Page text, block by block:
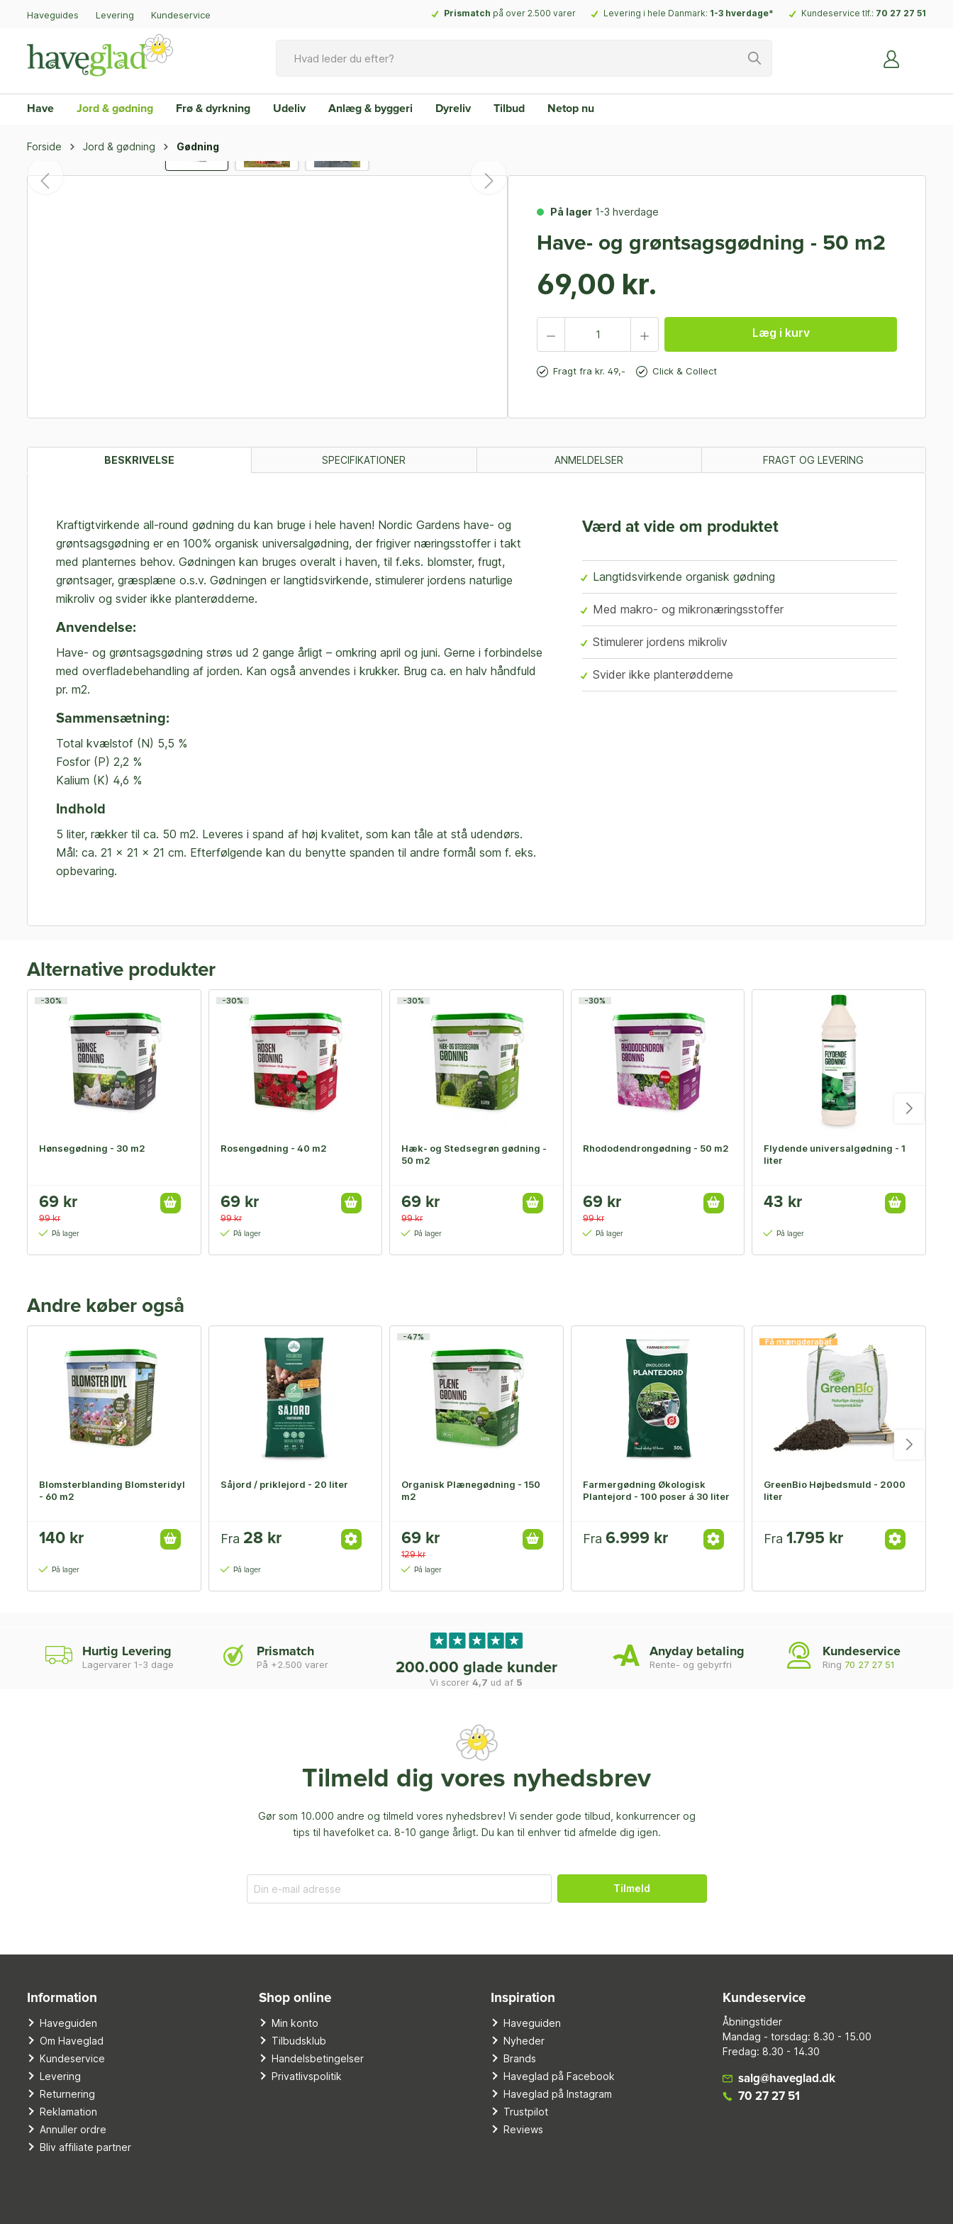
Haveguides Levering Kundeservice Prismatch på over 2.500 varer Levering i hele Danmark: 1-3 hverdage* Kundeservice tlf.: 70 27 27 51
Have Jord & gødning Frø & dyrkning Udeliv Anlæg & byggeri Dyreliv Tilbud Netop nu
Forside Jord & gødning Gødning
På lager 1-3 hverdage
Have- og grøntsagsgødning - 50 m2
69,00 kr.
Læg i kurv
Fragt fra kr. 49,- Click & Collect
BESKRIVELSE SPECIFIKATIONER ANMELDELSER FRAGT OG LEVERING
Kraftigtvirkende all-round gødning du kan bruge i hele haven! Nordic Gardens have- og
grøntsagsgødning er en 100% organisk universalgødning, der frigiver næringsstoffer i takt
med planternes behov. Gødningen kan bruges overalt i haven, til f.eks. blomster, frugt,
grøntsager, græsplæne o.s.v. Gødningen er langtidsvirkende, stimulerer jordens naturlige
mikroliv og svider ikke planterødderne.
Anvendelse:
Have- og grøntsagsgødning strøs ud 2 gange årligt – omkring april og juni. Gerne i forbindelse
med overfladebehandling af jorden. Kan også anvendes i krukker. Brug ca. en halv håndfuld
pr. m2.
Sammensætning:
Total kvælstof (N) 5,5 %
Fosfor (P) 2,2 %
Kalium (K) 4,6 %
Indhold
5 liter, rækker til ca. 50 m2. Leveres i spand af høj kvalitet, som kan tåle at stå udendørs.
Mål: ca. 21 x 21 x 21 cm. Efterfølgende kan du benytte spanden til andre formål som f. eks.
opbevaring.
Værd at vide om produktet
Langtidsvirkende organisk gødning
Med makro- og mikronæringsstoffer
Stimulerer jordens mikroliv
Svider ikke planterødderne
Alternative produkter
-30%
Hønsegødning - 30 m2
69 kr
99 kr
På lager
-30%
Rosengødning - 40 m2
69 kr
99 kr
På lager
-30%
Hæk- og Stedsegrøn gødning -
50 m2
69 kr
99 kr
På lager
-30%
Rhododendrongødning - 50 m2
69 kr
99 kr
På lager
Flydende universalgødning - 1
liter
43 kr
På lager
Andre køber også
Blomsterblanding Blomsteridyl
- 60 m2
140 kr
På lager
Såjord / priklejord - 20 liter
Fra 28 kr
På lager
-47%
Organisk Plænegødning - 150
m2
69 kr
129 kr
På lager
Farmergødning Økologisk
Plantejord - 100 poser á 30 liter
Fra 6.999 kr
Få mængderabat
GreenBio Højbedsmuld - 2000
liter
Fra1.795 kr
Hurtig Levering
Lagervarer 1-3 dage
Prismatch
På +2.500 varer 200.000 glade kunder
Vi scorer4,7 ud af 5
Anyday betaling
Rente- og gebyrfri
Kundeservice
Ring 70 27 27 51
Tilmeld dig vores nyhedsbrev
Gør som 10.000 andre og tilmeld vores nyhedsbrev! Vi sender gode tilbud, konkurrencer og
tips til havefolket ca. 8-10 gange årligt. Du kan til enhver tid afmelde dig igen.
Tilmeld
Information
Haveguiden
Om Haveglad
Kundeservice
Levering
Returnering
Reklamation
Annuller ordre
Bliv affiliate partner
Shop online
Min konto
Tilbudsklub
Handelsbetingelser
Privatlivspolitik
Inspiration
Haveguiden
Nyheder
Brands
Haveglad på Facebook
Haveglad på Instagram
Trustpilot
Reviews
Kundeservice
Åbningstider
Mandag - torsdag: 8.30 - 15.00
Fredag: 8.30 - 14.30
salg@haveglad.dk
70 27 27 51